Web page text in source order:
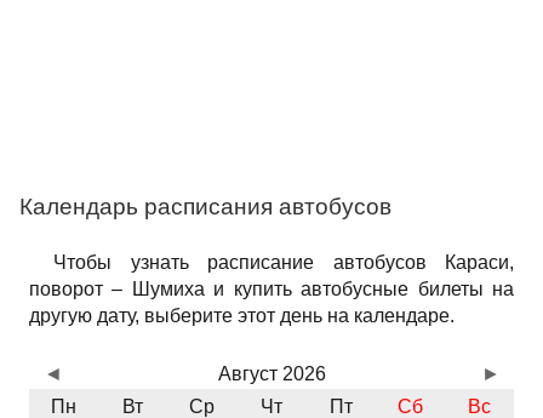
Календарь расписания автобусов
Чтобы узнать расписание автобусов Караси,
поворот – Шумиха и купить автобусные билеты на
другую дату, выберите этот день на календаре.
Август 2026
Пн
Вт Ср Чт Пт Сб
Вс
◄ ►